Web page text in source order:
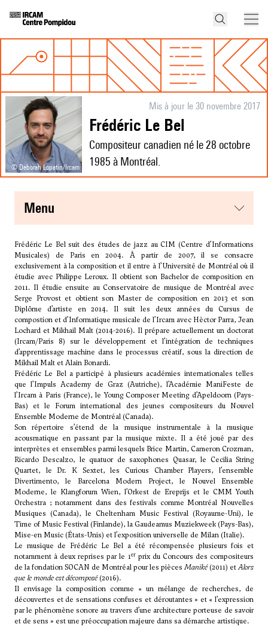
© Deborah Lopatin/Ircam
Mis à jour le 30 novembre 2017
Frédéric Le Bel
Compositeur canadien né le 28 octobre
1985 à Montréal.
menu
Frédéric Le Bel suit des études de jazz au CIM (Centre d’Informations
Musicales) de Paris en 2004. À partir de 2007, il se consacre
exclusivement à la composition et il entre à l’Université de Montréal où il
étudie avec Philippe Leroux. Il obtient son Bachelor de composition en
2011. Il étudie ensuite au Conservatoire de musique de Montréal avec
Serge Provostet obtient son Master de composition en 2013 et son
Diplôme d’artiste en 2014. Il suit les deux années du Cursus de
compostion et d’Informatique musicale de l’Ircam avec Hèctor Parra, Jean
Lochard et Mikhail Malt (2014-2016). Il prépare actuellement un doctorat
(Ircam/Paris 8) sur le développement et l’intégration de techniques
d’apprentissage machine dans le processus créatif, sous la direction de
Mikhail Malt et Alain Bonardi.
Frédéric Le Bel a participé à plusieurs académies internationales telles
que l’Impuls Academy de Graz (Autriche), l’Académie ManiFeste de
l’Ircam à Paris (France), le Young Composer Meeting d’Apeldoorn (Pays-
Bas) et le Forum international des jeunes compositeurs du Nouvel
Ensemble Moderne de Montréal (Canada).
Son répertoire s’étend de la musique instrumentale à la musique
acousmatique en passant par la musique mixte. Il a été joué par des
interprètes et ensembles parmi lesquels Brice Martin, Cameron Crozman,
Ricardo Descalzo, le quatuor de saxophones Quasar, le Cecilia String
Quartet, le Dr. K Sextet, les Curious Chamber Players, l’ensemble
Divertimento, le Barcelona Modern Project, le Nouvel Ensemble
Moderne, le Klangforum Wien, l’Orkest de Ereprijs et le CMM Youth
Orchestra ; notamment dans des festivals comme Montréal Nouvelles
Musiques (Canada), le Cheltenham Music Festival (Royaume-Uni), le
Time of Music Festival (Finlande), la Gaudeamus Muziekweek (Pays-Bas),
Mise-en Music (États-Unis) et l’exposition universelle de Milan (Italie).
Le musique de Frédéric Le Bel a été récompensée plusieurs fois et
notamment à deux reprises par le 1erprix du Concours des compositeurs
de la fondation SOCAN de Montréal pour les pièces Maniké(2011) etAlors
que le monde est décomposé(2016).
Il envisage la composition comme « un mélange de recherches, de
découvertes et de sensations confuses et déroutantes » et « l’expression
par le phénomène sonore au travers d’une architecture porteuse de savoir
et de sens » est une préoccupation majeure dans sa démarche artistique.